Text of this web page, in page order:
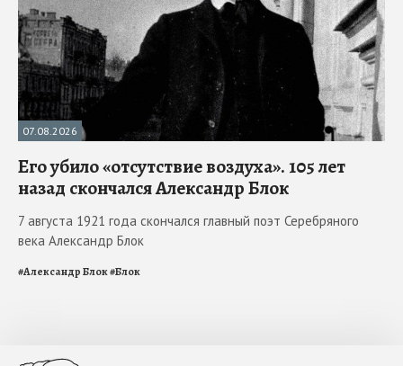
07.08.2026
Его убило «отсутствие воздуха». 105 лет
назад скончался Александр Блок
7 августа 1921 года скончался главный поэт Серебряного
века Александр Блок
#Александр Блок#Блок